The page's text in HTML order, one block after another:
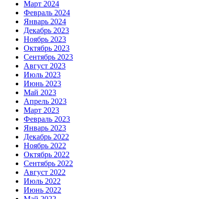
Март 2024
Февраль 2024
Январь 2024
Декабрь 2023
Ноябрь 2023
Октябрь 2023
Сентябрь 2023
Август 2023
Июль 2023
Июнь 2023
Май 2023
Апрель 2023
Март 2023
Февраль 2023
Январь 2023
Декабрь 2022
Ноябрь 2022
Октябрь 2022
Сентябрь 2022
Август 2022
Июль 2022
Июнь 2022